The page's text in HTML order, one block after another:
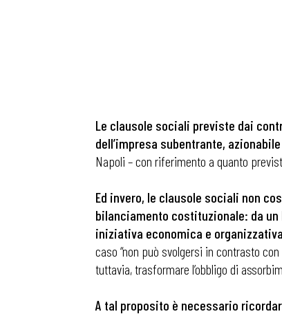
Le clausole sociali previste dai
dell’impresa subentrante,
Napoli – con riferimento a quanto
Ed invero, le clausole sociali non
bilanciamento costituzionale: da
iniziativa economica e
caso “non può svolgersi in contrasto
tuttavia, trasformare l’obbligo di
A tal proposito è necessario